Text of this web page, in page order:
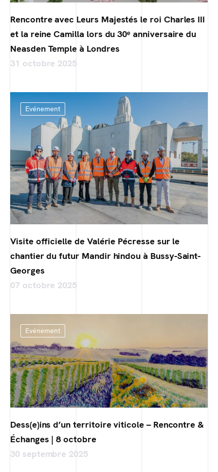
Rencontre avec Leurs Majestés le roi Charles III
et la reine Camilla lors du 30ᵉ anniversaire du
Neasden Temple à Londres
31 octobre 2025
Evénement
Visite officielle de Valérie Pécresse sur le
chantier du futur Mandir hindou à Bussy-Saint-
Georges
07 octobre 2025
Evénement
Dess(e)ins d’un territoire viticole – Rencontre &
Échanges | 8 octobre
30 septembre 2025